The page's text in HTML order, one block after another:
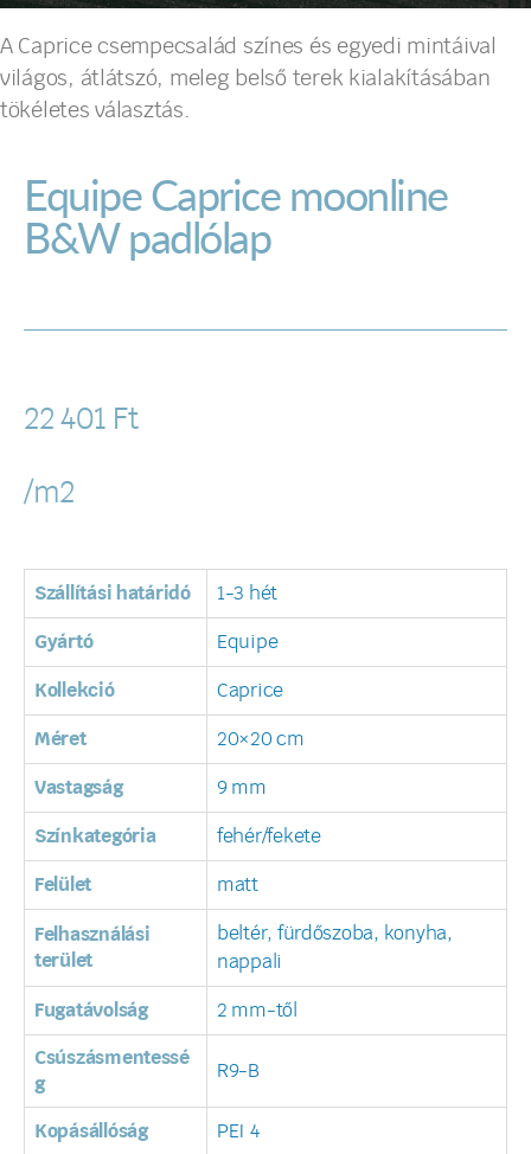
A Caprice csempecsalád színes és egyedi mintáival
világos, átlátszó, meleg belső terek kialakításában
tökéletes választás.
Equipe Caprice moonline
B&W padlólap
22 401 Ft
/m2
Szállítási határidó 1-3 hét
Gyártó Equipe
Kollekció Caprice
Méret 20×20 cm
Vastagság 9 mm
Színkategória fehér/fekete
Felület matt
Felhasználási
terület
beltér, fürdőszoba, konyha,
nappali
Fugatávolság 2 mm-től
Csúszásmentessé
g
R9-B
Kopásállóság PEI 4